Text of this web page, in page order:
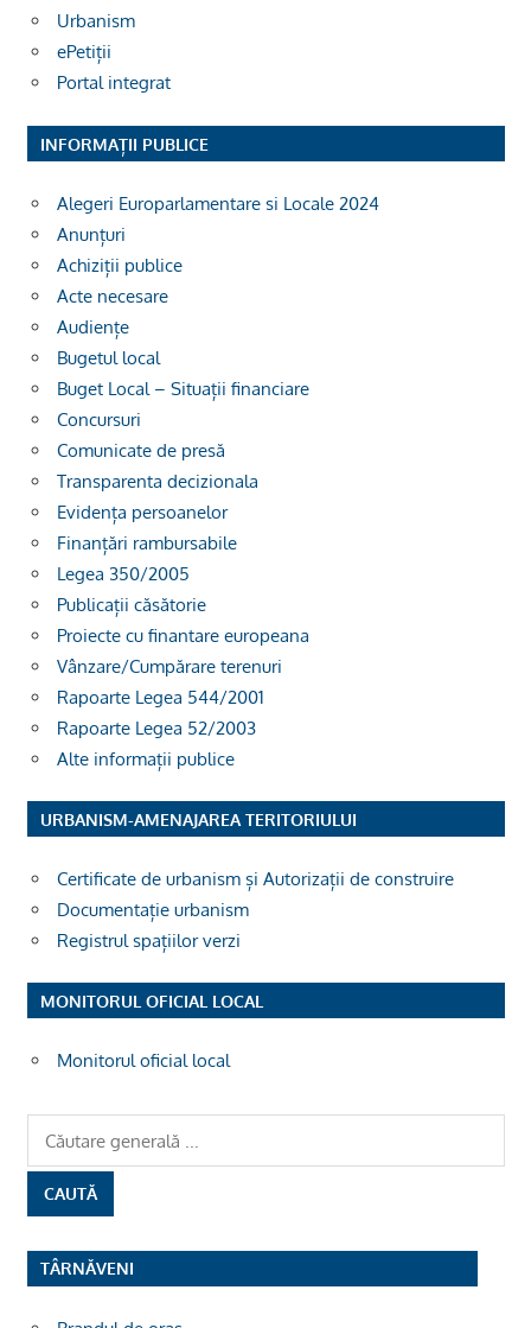
Urbanism
ePetiții
Portal integrat
INFORMAȚII PUBLICE
Alegeri Europarlamentare si Locale 2024
Anunțuri
Achiziții publice
Acte necesare
Audiențe
Bugetul local
Buget Local – Situații financiare
Concursuri
Comunicate de presă
Transparenta decizionala
Evidența persoanelor
Finanțări rambursabile
Legea 350/2005
Publicații căsătorie
Proiecte cu finantare europeana
Vânzare/Cumpărare terenuri
Rapoarte Legea 544/2001
Rapoarte Legea 52/2003
Alte informații publice
URBANISM-AMENAJAREA TERITORIULUI
Certificate de urbanism și Autorizații de construire
Documentație urbanism
Registrul spațiilor verzi
MONITORUL OFICIAL LOCAL
Monitorul oficial local
TÂRNĂVENI